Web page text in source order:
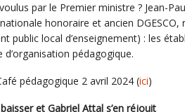
par le Premier ministre ? Jean-
honoraire et ancien
public local d’enseignement) : les
pédagogique.
pédagogique 2 avril 2024 (ici)
et Gabriel Attal s’en réjouit